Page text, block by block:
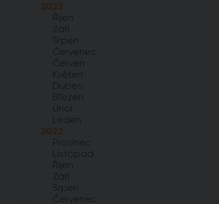
2023
Říjen
Září
Srpen
Červenec
Červen
Květen
Duben
Březen
Únor
Leden
2022
Prosinec
Listopad
Říjen
Září
Srpen
Červenec